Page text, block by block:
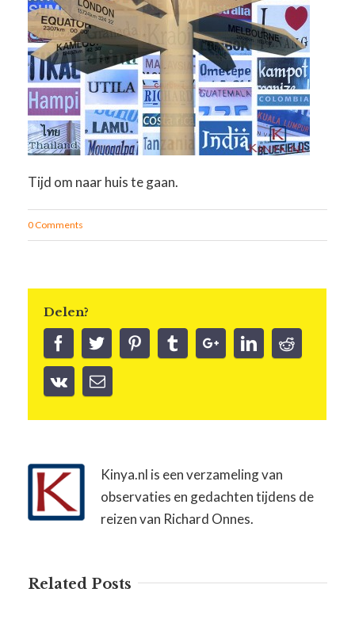
Tijd om naar huis te gaan.
0 Comments
Delen?
Kinya.nl is een verzameling van
observaties en gedachten tijdens de
reizen van Richard Onnes.
Related Posts